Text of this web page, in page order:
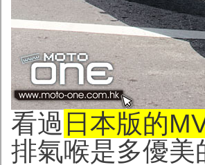
看過 日本版的
排氣喉是多優美